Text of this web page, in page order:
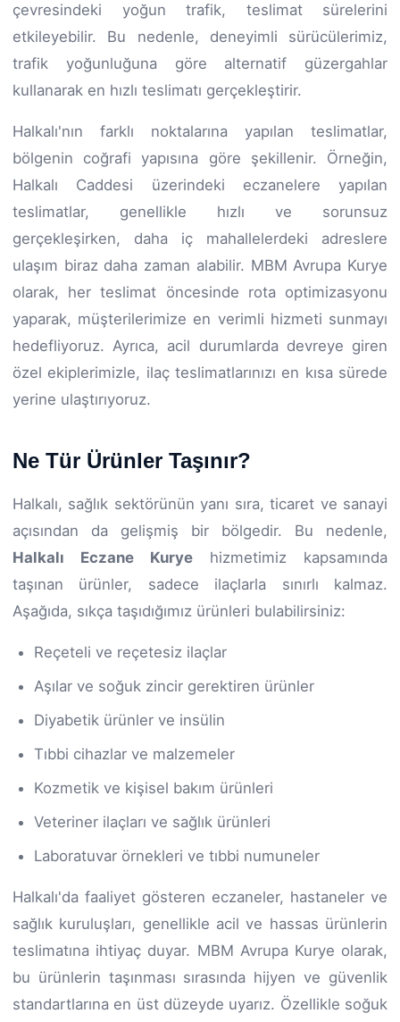
çevresindeki yoğun trafik, teslimat sürelerini
etkileyebilir. Bu nedenle, deneyimli sürücülerimiz,
trafik yoğunluğuna göre alternatif güzergahlar
kullanarak en hızlı teslimatı gerçekleştirir.
Halkalı'nın farklı noktalarına yapılan teslimatlar,
bölgenin coğrafi yapısına göre şekillenir. Örneğin,
Halkalı Caddesi üzerindeki eczanelere yapılan
teslimatlar, genellikle hızlı ve sorunsuz
gerçekleşirken, daha iç mahallelerdeki adreslere
ulaşım biraz daha zaman alabilir. MBM Avrupa Kurye
olarak, her teslimat öncesinde rota optimizasyonu
yaparak, müşterilerimize en verimli hizmeti sunmayı
hedefliyoruz. Ayrıca, acil durumlarda devreye giren
özel ekiplerimizle, ilaç teslimatlarınızı en kısa sürede
yerine ulaştırıyoruz.
Ne Tür Ürünler Taşınır?
Halkalı, sağlık sektörünün yanı sıra, ticaret ve sanayi
açısından da gelişmiş bir bölgedir. Bu nedenle,
Halkalı Eczane Kurye hizmetimiz kapsamında
taşınan ürünler, sadece ilaçlarla sınırlı kalmaz.
Aşağıda, sıkça taşıdığımız ürünleri bulabilirsiniz:
Reçeteli ve reçetesiz ilaçlar
Aşılar ve soğuk zincir gerektiren ürünler
Diyabetik ürünler ve insülin
Tıbbi cihazlar ve malzemeler
Kozmetik ve kişisel bakım ürünleri
Veteriner ilaçları ve sağlık ürünleri
Laboratuvar örnekleri ve tıbbi numuneler
Halkalı'da faaliyet gösteren eczaneler, hastaneler ve
sağlık kuruluşları, genellikle acil ve hassas ürünlerin
teslimatına ihtiyaç duyar. MBM Avrupa Kurye olarak,
bu ürünlerin taşınması sırasında hijyen ve güvenlik
standartlarına en üst düzeyde uyarız. Özellikle soğuk